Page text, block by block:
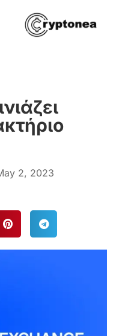
2, 2023